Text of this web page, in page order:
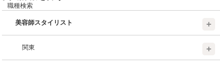
職種検索
美容師スタイリスト
関東